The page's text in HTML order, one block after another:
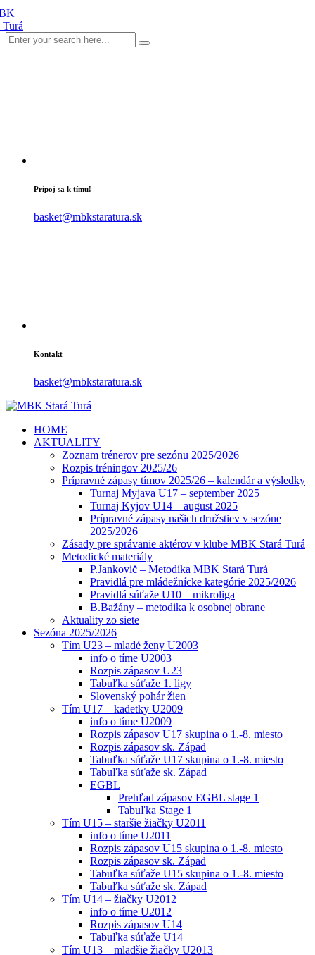
Pripoj sa k tímu!
basket@mbkstaratura.sk
Kontakt
basket@mbkstaratura.sk
HOME
AKTUALITY
Zoznam trénerov pre sezónu 2025/2026
Rozpis tréningov 2025/26
Prípravné zápasy tímov 2025/26 – kalendár a výsledky
Turnaj Myjava U17 – september 2025
Turnaj Kyjov U14 – august 2025
Prípravné zápasy našich družstiev v sezóne
2025/2026
Zásady pre správanie aktérov v klube MBK Stará Turá
Metodické materiály
P.Jankovič – Metodika MBK Stará Turá
Pravidlá pre mládežnícke kategórie 2025/2026
Pravidlá súťaže U10 – mikroliga
B.Bažány – metodika k osobnej obrane
Aktuality zo siete
Sezóna 2025/2026
Tím U23 – mladé ženy U2003
info o tíme U2003
Rozpis zápasov U23
Tabuľka súťaže 1. ligy
Slovenský pohár žien
Tím U17 – kadetky U2009
info o tíme U2009
Rozpis zápasov U17 skupina o 1.-8. miesto
Rozpis zápasov sk. Západ
Tabuľka súťaže U17 skupina o 1.-8. miesto
Tabuľka súťaže sk. Západ
EGBL
Prehľad zápasov EGBL stage 1
Tabuľka Stage 1
Tím U15 – staršie žiačky U2011
info o tíme U2011
Rozpis zápasov U15 skupina o 1.-8. miesto
Rozpis zápasov sk. Západ
Tabuľka súťaže U15 skupina o 1.-8. miesto
Tabuľka súťaže sk. Západ
Tím U14 – žiačky U2012
info o tíme U2012
Rozpis zápasov U14
Tabuľka súťaže U14
Tím U13 – mladšie žiačky U2013